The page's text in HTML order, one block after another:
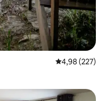
Gemiddelde
4,98 (227)